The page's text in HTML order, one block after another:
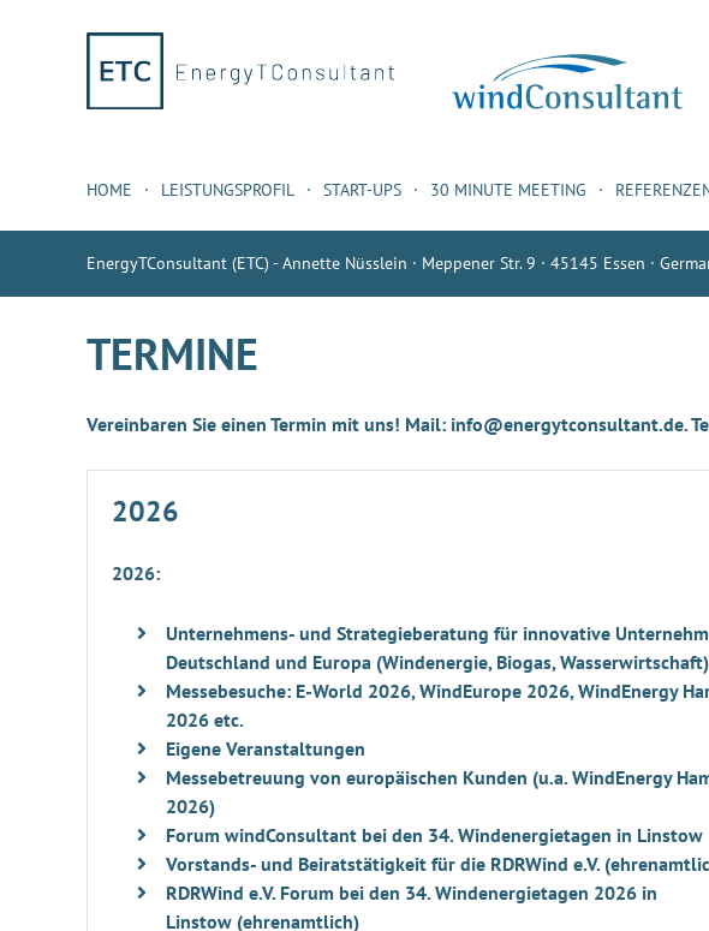
HOME LEISTUNGSPROFIL START-UPS 30 MINUTE MEETING
EnergyTConsultant (ETC) - Annette Nüsslein · Meppener Str. 9 · 45145 Essen ·
TERMINE
Vereinbaren Sie einen Termin mit uns! Mail: info@energytconsultant.de.
2026
2026:
Unternehmens- und Strategieberatung für innovative
Deutschland und Europa (Windenergie, Biogas, Wasserwirtschaft)
Messebesuche: E-World 2026, WindEurope 2026, WindEnergy
2026 etc.
Eigene Veranstaltungen
Messebetreuung von europäischen Kunden (u.a. WindEnergy
2026)
Forum windConsultant bei den 34. Windenergietagen in Linstow
Vorstands- und Beiratstätigkeit für die RDRWind e.V.
RDRWind e.V. Forum bei den 34. Windenergietagen 2026 in
Linstow (ehrenamtlich)